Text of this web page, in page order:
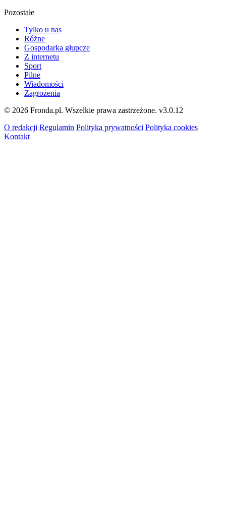
Pozostałe
Tylko u nas
Różne
Gospodarka głupcze
Z internetu
Sport
Pilne
Wiadomości
Zagrożenia
© 2026 Fronda.pl. Wszelkie prawa zastrzeżone. v3.0.12
O redakcji Regulamin Polityka prywatności Polityka cookies
Kontakt